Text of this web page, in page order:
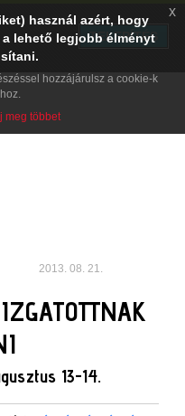
2013. 08. 21.
13-14.
használ azért, hogy
lehető legjobb élményt
hozzájárulsz a cookie-k
meg többet
x
TELEPÍTÉS